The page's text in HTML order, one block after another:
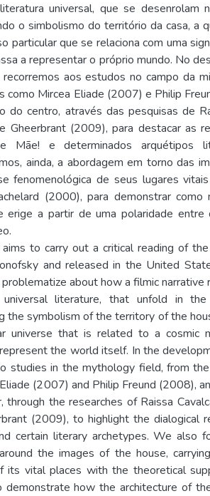
universal, que se desenrolam
o simbolismo do território da casa, a
particular que se relaciona com uma
a representar o próprio mundo. No
aos estudos no campo da
como Mircea Eliade (2007) e Philip
do centro, através das pesquisas de
Gheerbrant (2009), para destacar as
Mãe! e determinados arquétipos
ainda, a abordagem em torno das
fenomenológica de seus lugares
(2000), para demonstrar
erige a partir de uma polaridade
to carry out a critical reading of
and released in the United
about how a filmic narrative
literature, that unfold in the
the symbolism of the territory of the
universe that is related to a cosmic
the world itself. In the
studies in the mythology field, from
(2007) and Philip Freund (2008),
through the researches of Raissa
(2009), to highlight the dialogical
certain literary archetypes. We also
the images of the house,
its vital places with the theoretical
demonstrate how the architecture of